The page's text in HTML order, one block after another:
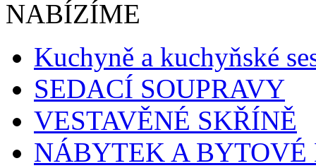
NABÍZÍME
Kuchyně a kuchyňské
SEDACÍ SOUPRAVY
VESTAVĚNÉ SKŘÍNĚ
NÁBYTEK A BYTOVÉ